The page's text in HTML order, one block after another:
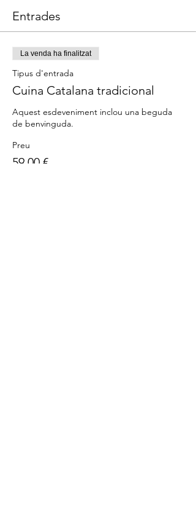
Entrades
La venda ha finalitzat
Tipus d'entrada
Cuina Catalana tradicional
Aquest esdeveniment inclou una beguda
Preu
59,00 €